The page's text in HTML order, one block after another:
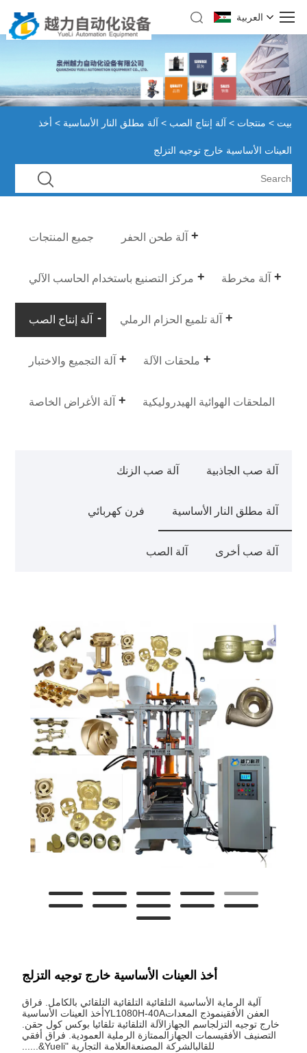
العربية
بيت > منتجات > آلة إنتاج الصب > آلة مطلق النار الأساسية > أخذ
العينات الأساسية خارج توجيه التزلج
جميع المنتجات آلة طحن الحفر
مركز التصنيع باستخدام الحاسب الآلي آلة مخرطة
آلة إنتاج الصب آلة تلميع الحزام الرملي
آلة التجميع والاختبار ملحقات الآلة
آلة الأغراض الخاصة الملحقات الهوائية الهيدروليكية
آلة صب الجاذبية آلة صب الزنك
آلة مطلق النار الأساسية فرن كهربائي
آلة صب أخرى آلة الصب
أخذ العينات الأساسية خارج توجيه التزلج
آلية الرماية الأساسية التلقائية التلقائية التلقائي بالكامل. فراق
العفن الأفقينموذج المعداتYL1080H-40Aأخذ العينات الأساسية
خارج توجيه التزلجاسم الجهازالآلة التلقائية تلقائيا بوكس ​​كول حقن.
التصنيف الأفقيسمات الجهازالممتازة الرملية العمودية. فراق أفقي
للقالبالشركة المصنعةالعلامة التجارية "Yueli&......